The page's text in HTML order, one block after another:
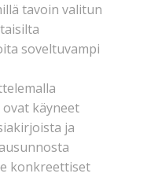
tavoin valitun
soveltuvampi
käyneet
ja
konkreettiset